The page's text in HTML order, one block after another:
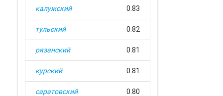
калужский 0.83
тульский 0.82
рязанский 0.81
курский 0.81
саратовский 0.80